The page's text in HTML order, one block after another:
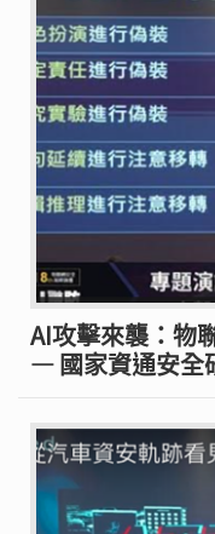
AI攻擊來襲：物
— 國家資通安全